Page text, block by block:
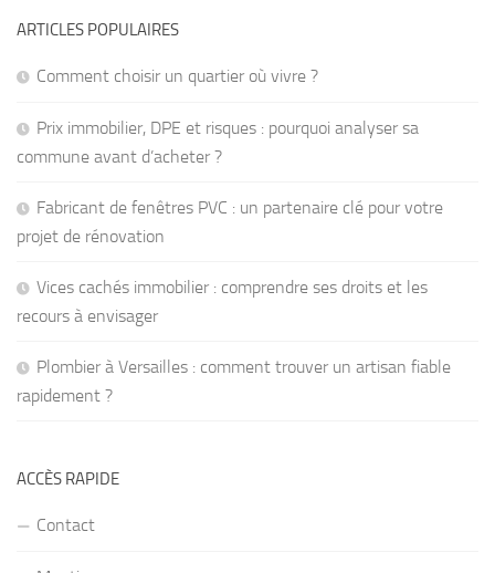
ARTICLES POPULAIRES
Comment choisir un quartier où vivre ?
Prix immobilier, DPE et risques : pourquoi analyser sa
commune avant d’acheter ?
Fabricant de fenêtres PVC : un partenaire clé pour votre
projet de rénovation
Vices cachés immobilier : comprendre ses droits et les
recours à envisager
Plombier à Versailles : comment trouver un artisan fiable
rapidement ?
ACCÈS RAPIDE
Contact